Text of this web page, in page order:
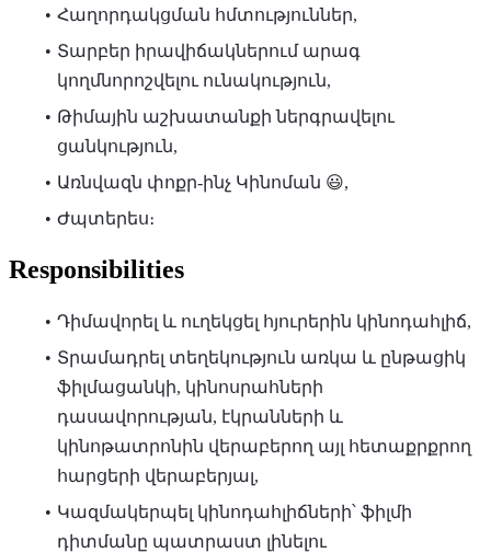
Հաղորդակցման հմտություններ,
Տարբեր իրավիճակներում արագ
կողմնորոշվելու ունակություն,
Թիմային աշխատանքի ներգրավելու
ցանկություն,
Առնվազն փոքր-ինչ Կինոման 😃,
Ժպտերես։
Responsibilities
Դիմավորել և ուղեկցել հյուրերին կինոդահլիճ,
Տրամադրել տեղեկություն առկա և ընթացիկ
ֆիլմացանկի, կինոսրահների
դասավորության, էկրանների և
կինոթատրոնին վերաբերող այլ հետաքրքրող
հարցերի վերաբերյալ,
Կազմակերպել կինոդահլիճների՝ ֆիլմի
դիտմանը պատրաստ լինելու